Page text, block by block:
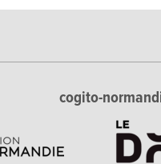
cogito-